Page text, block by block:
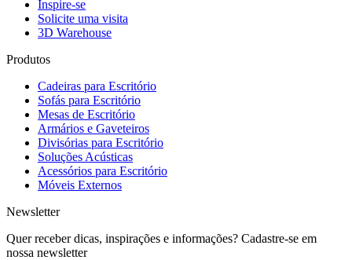
Inspire-se
Solicite uma visita
3D Warehouse
Produtos
Cadeiras para Escritório
Sofás para Escritório
Mesas de Escritório
Armários e Gaveteiros
Divisórias para Escritório
Soluções Acústicas
Acessórios para Escritório
Móveis Externos
Newsletter
Quer receber dicas, inspirações e informações? Cadastre-se em
nossa newsletter